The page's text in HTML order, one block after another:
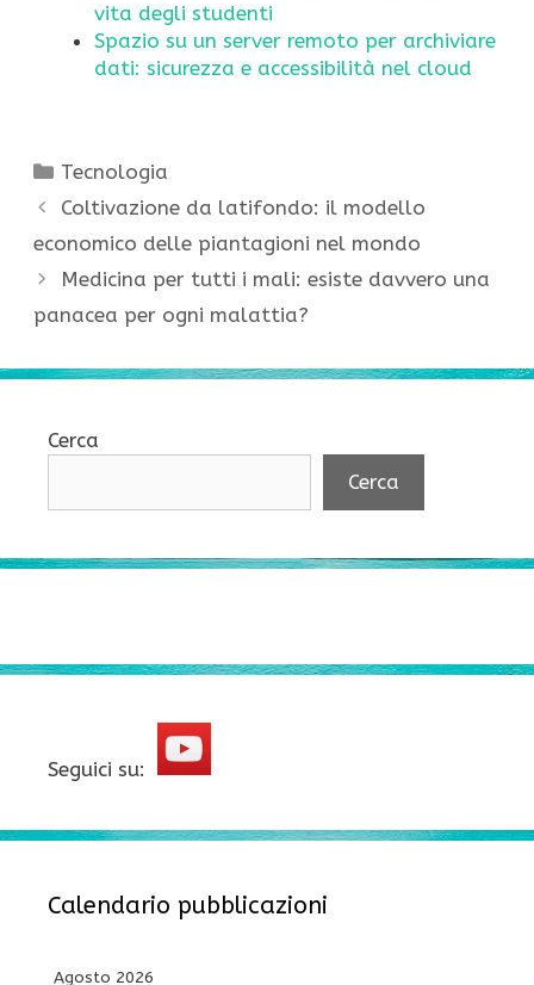
vita degli studenti
Spazio su un server remoto per archiviare
dati: sicurezza e accessibilità nel cloud
Categorie
Tecnologia
Coltivazione da latifondo: il modello
economico delle piantagioni nel mondo
Medicina per tutti i mali: esiste davvero una
panacea per ogni malattia?
Cerca
Cerca
Seguici su:
Calendario pubblicazioni
Agosto 2026